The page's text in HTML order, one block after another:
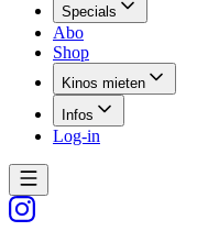
Specials
Abo
Shop
Kinos mieten
Infos
Log-in